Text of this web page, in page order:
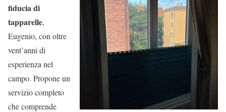
fiducia di
tapparelle,
Eugenio, con oltre
vent’anni di
esperienza nel
campo. Propone un
servizio completo
che comprende